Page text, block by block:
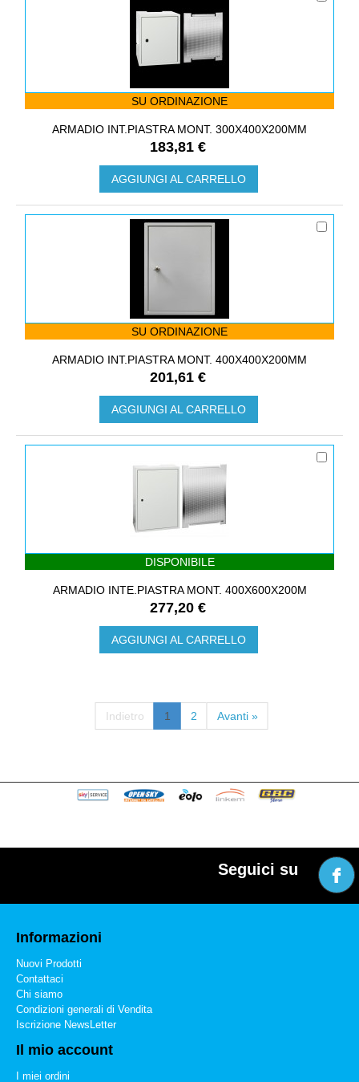
SU ORDINAZIONE
ARMADIO INT.PIASTRA MONT. 300X400X200MM
183,81 €
AGGIUNGI AL CARRELLO
SU ORDINAZIONE
ARMADIO INT.PIASTRA MONT. 400X400X200MM
201,61 €
AGGIUNGI AL CARRELLO
DISPONIBILE
ARMADIO INTE.PIASTRA MONT. 400X600X200M
277,20 €
AGGIUNGI AL CARRELLO
Indietro 1 2 Avanti »
Seguici su
Informazioni
Nuovi Prodotti
Contattaci
Chi siamo
Condizioni generali di Vendita
Iscrizione NewsLetter
Il mio account
I miei ordini